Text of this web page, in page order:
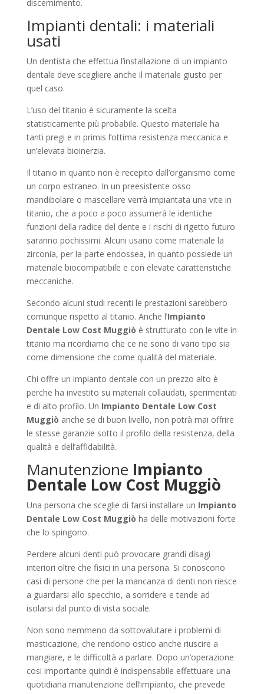
discernimento.
Impianti dentali: i materiali
usati
Un dentista che effettua l’installazione di un impianto
dentale deve scegliere anche il materiale giusto per
quel caso.
L’uso del titanio è sicuramente la scelta
statisticamente più probabile. Questo materiale ha
tanti pregi e in primis l’ottima resistenza meccanica e
un’elevata bioinerzia.
Il titanio in quanto non è recepito dall’organismo come
un corpo estraneo. In un preesistente osso
mandibolare o mascellare verrà impiantata una vite in
titanio, che a poco a poco assumerà le identiche
funzioni della radice del dente e i rischi di rigetto futuro
saranno pochissimi. Alcuni usano come materiale la
zirconia, per la parte endossea, in quanto possiede un
materiale biocompatibile e con elevate caratteristiche
meccaniche.
Secondo alcuni studi recenti le prestazioni sarebbero
comunque rispetto al titanio. Anche l’Impianto
Dentale Low Cost Muggiò è strutturato con le vite in
titanio ma ricordiamo che ce ne sono di vario tipo sia
come dimensione che come qualità del materiale.
Chi offre un impianto dentale con un prezzo alto è
perche ha investito su materiali collaudati, sperimentati
e di alto profilo. Un Impianto Dentale Low Cost
Muggiò anche se di buon livello, non potrà mai offrire
le stesse garanzie sotto il profilo della resistenza, della
qualità e dell’affidabilità.
Manutenzione Impianto
Dentale Low Cost Muggiò
Una persona che sceglie di farsi installare un Impianto
Dentale Low Cost Muggiò ha delle motivazioni forte
che lo spingono.
Perdere alcuni denti può provocare grandi disagi
interiori oltre che fisici in una persona. Si conoscono
casi di persone che per la mancanza di denti non riesce
a guardarsi allo specchio, a sorridere e tende ad
isolarsi dal punto di vista sociale.
Non sono nemmeno da sottovalutare i problemi di
masticazione, che rendono ostico anche riuscire a
mangiare, e le difficoltà a parlare. Dopo un’operazione
cosi importante quindi è indispensabile effettuare una
quotidiana manutenzione dell’impianto, che prevede